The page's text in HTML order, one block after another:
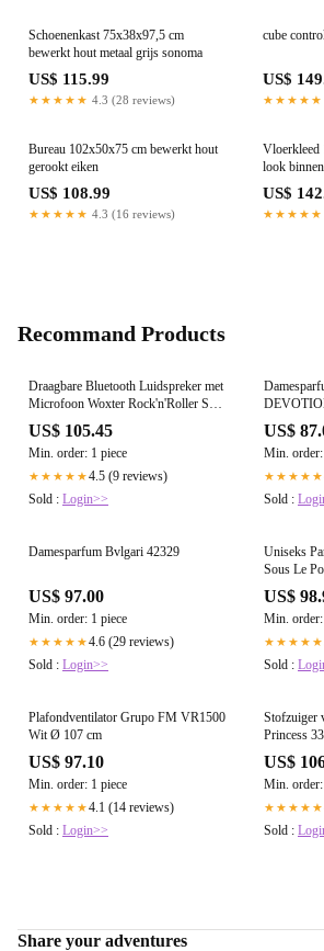
Schoenenkast 75x38x97,5 cm
bewerkt hout metaal grijs sonoma
US$ 115.99
★★★★★ 4.3 (28 reviews)
cube
US$
★★★★★
Bureau 102x50x75 cm bewerkt hout
gerookt eiken
US$ 108.99
★★★★★ 4.3 (16 reviews)
Vloerkleed
look
US$
★★★★★
Recommand Products
Draagbare Bluetooth Luidspreker met
Microfoon Woxter Rock'n'Roller ST
Zwart 100 W
US$ 105.45
Min. order: 1 piece
★★★★★4.5 (9 reviews)
Sold : Login>>
US$
Min. order:
★★★★★
Sold :
Damesparfum Bvlgari 42329
US$ 97.00
Min. order: 1 piece
★★★★★4.6 (29 reviews)
Sold : Login>>
Uniseks
Sous Le
US$
Min. order:
★★★★★
Sold :
Plafondventilator Grupo FM VR1500
Wit Ø 107 cm
US$ 97.10
Min. order: 1 piece
★★★★★4.1 (14 reviews)
Sold : Login>>
Stofzuiger
Princess
US$
Min. order:
★★★★★
Sold :
Share your adventures